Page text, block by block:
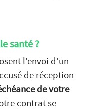
santé ?
l’envoi d’un
de réception
de votre
contrat se